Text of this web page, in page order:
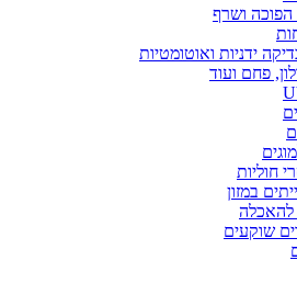
הפוכה ושרף
ידניות ואוטומטיות
פחם ועוד
חוליות
במזון
להאכלה
שוקעים